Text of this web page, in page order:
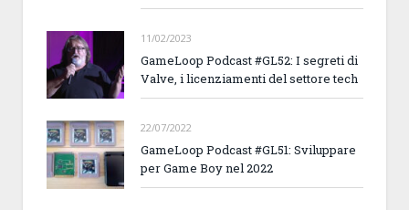
11/02/2023
GameLoop Podcast #GL52: I segreti di
Valve, i licenziamenti del settore tech
22/07/2022
GameLoop Podcast #GL51: Sviluppare
per Game Boy nel 2022